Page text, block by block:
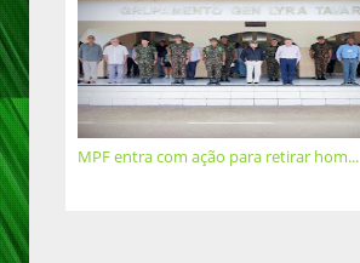
MPF entra com ação para retirar hom...